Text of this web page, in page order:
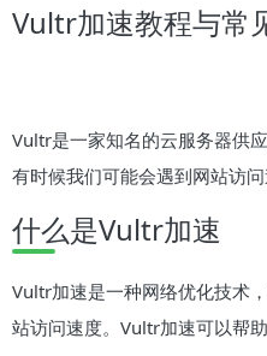
Vultr加速教程与常
Vultr是一家知名的云服务器供
有时候我们可能会遇到网站访
什么是Vultr加速
Vultr加速是一种网络优化技术
站访问速度。Vultr加速可以帮